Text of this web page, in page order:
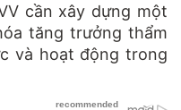
cần xây dựng một
tăng trưởng thẩm
và hoạt động trong